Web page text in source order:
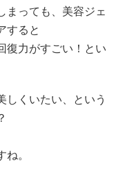
まっても、美容ジェ
すると
復力がすごい！とい
しくいたい、という
。